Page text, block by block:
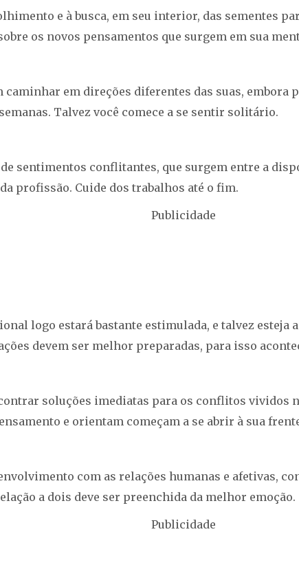
e à busca, em seu interior, das sementes
os novos pensamentos que surgem em sua
caminhar em direções diferentes das suas, embora
Talvez você comece a se sentir solitário.
sentimentos conflitantes, que surgem entre a
profissão. Cuide dos trabalhos até o fim.
Publicidade
logo estará bastante estimulada, e talvez esteja
devem ser melhor preparadas, para isso
soluções imediatas para os conflitos vividos
e orientam começam a se abrir à sua
com as relações humanas e afetivas,
a dois deve ser preenchida da melhor emoção.
Publicidade